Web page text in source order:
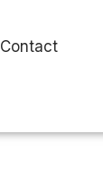
Contact